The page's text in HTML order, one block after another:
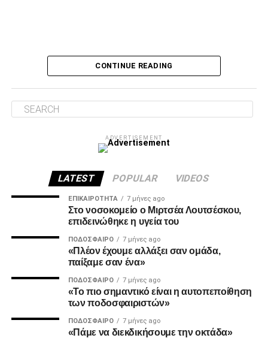
κλειστή του γωνία, μετά από σουτ του Ζίβκοβιτς και στην
Το πολυπόθητο γκολ για τον ΠΑΟΚ ήρθε, τελικά, στο 87′.
κεφαλιά ακριβείας έστειλε τη μπάλα στο βάθος της εστίας
Ο Καμαρά έκρινε ακόμη ένα ματς του ΠΑΟΚ τη φετινή
σεζόν με κεφαλιά, μετά τα σημαντικά γκολ του κόντρα σε
CONTINUE READING
ADVERTISEMENT
LATEST POPULAR VIDEOS
ΕΠΙΚΑΙΡΌΤΗΤΑ 7 μήνες ago
Στο νοσοκομείο ο Μιρτσέα Λουτσέσκου,
επιδεινώθηκε η υγεία του
ΠΟΔΌΣΦΑΙΡΟ 7 μήνες ago
«Πλέον έχουμε αλλάξει σαν ομάδα,
παίξαμε σαν ένα»
ΠΟΔΌΣΦΑΙΡΟ 7 μήνες ago
«Το πιο σημαντικό είναι η αυτοπεποίθηση
των ποδοσφαιριστών»
ΠΟΔΌΣΦΑΙΡΟ 7 μήνες ago
«Πάμε να διεκδικήσουμε την οκτάδα»